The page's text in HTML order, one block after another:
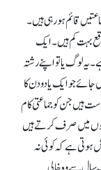
قائم ہو رہی ہیں۔
بہت کم ہیں۔ ایک
یہ لوگ یا تو اپنے رشتہ
جو ایک یا دو دن کا
ہیں جن کو جماعتی کام
میں صرف کرتے ہیں
ہے کہ کوئی نہ